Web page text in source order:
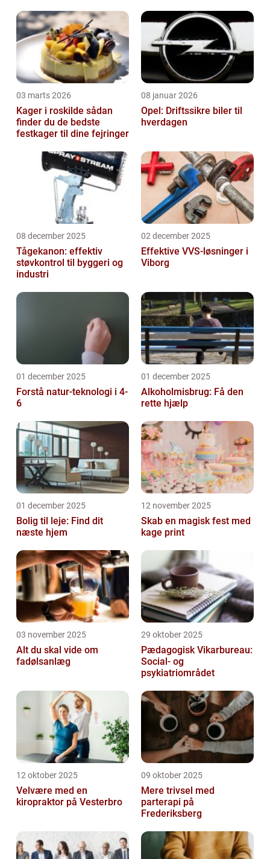
03 marts 2026
Kager i roskilde sådan
finder du de bedste
festkager til dine fejringer
08 januar 2026
Opel: Driftssikre biler til
hverdagen
08 december 2025
Tågekanon: effektiv
støvkontrol til byggeri og
industri
02 december 2025
Effektive VVS-løsninger i
Viborg
01 december 2025
Forstå natur-teknologi i 4-
6
01 december 2025
Alkoholmisbrug: Få den
rette hjælp
01 december 2025
Bolig til leje: Find dit
næste hjem
12 november 2025
Skab en magisk fest med
kage print
03 november 2025
Alt du skal vide om
fadølsanlæg
29 oktober 2025
Pædagogisk Vikarbureau:
Social- og
psykiatriområdet
12 oktober 2025
Velvære med en
kiropraktor på Vesterbro
09 oktober 2025
Mere trivsel med
parterapi på
Frederiksberg